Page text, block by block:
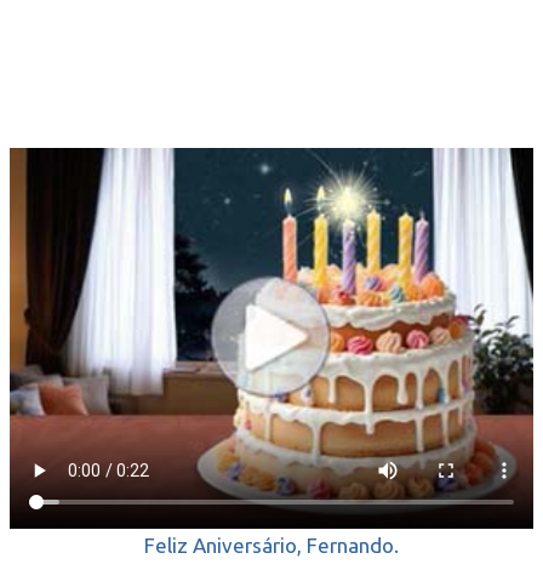
Feliz Aniversário, Fernando.